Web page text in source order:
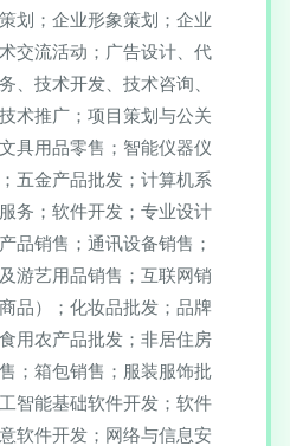
划；企业形象策划；企业
交流活动；广告设计、代
、技术开发、技术咨询、
术推广；项目策划与公关
具用品零售；智能仪器仪
五金产品批发；计算机系
务；软件开发；专业设计
品销售；通讯设备销售；
游艺用品销售；互联网销
品）；化妆品批发；品牌
用农产品批发；非居住房
；箱包销售；服装服饰批
智能基础软件开发；软件
软件开发；网络与信息安